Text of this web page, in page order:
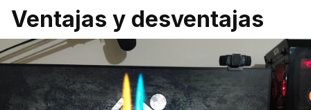
Ventajas y desventajas